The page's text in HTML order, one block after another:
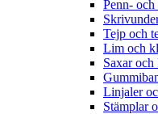
Penn-
Tejp och
Lim och
Saxar
Linjaler
Stämplar